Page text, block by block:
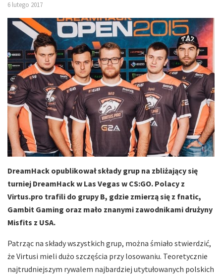
6 lutego 2017
DreamHack opublikował składy grup na zbliżający się
turniej DreamHack w Las Vegas w CS:GO. Polacy z
Virtus.pro trafili do grupy B, gdzie zmierzą się z fnatic,
Gambit Gaming oraz mało znanymi zawodnikami drużyny
Misfits z USA.
Patrząc na składy wszystkich grup, można śmiało stwierdzić,
że Virtusi mieli dużo szczęścia przy losowaniu. Teoretycznie
najtrudniejszym rywalem najbardziej utytułowanych polskich